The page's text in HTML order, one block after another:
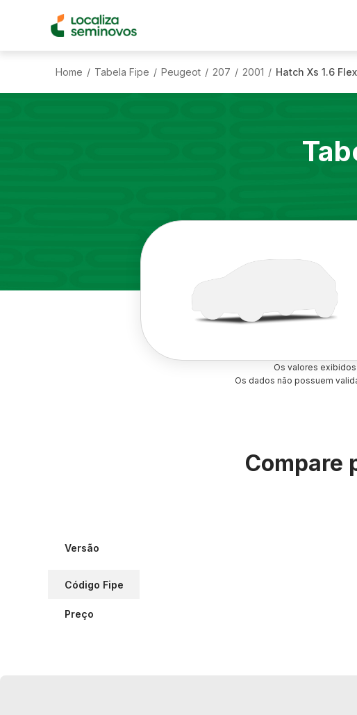
Home / Tabela Fipe / Peugeot / 207 / 2001 / Hatch Xs 1.6
Os valores
Os dados não possuem
Compare
Versão
Código Fipe
Preço